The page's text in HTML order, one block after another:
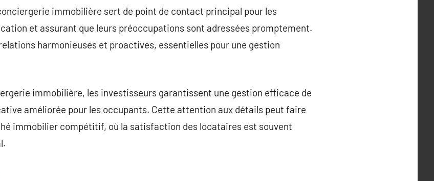
immobilière sert de point de contact principal pour les
et assurant que leurs préoccupations sont adressées promptement.
harmonieuses et proactives, essentielles pour une gestion
immobilière, les investisseurs garantissent une gestion efficace de
améliorée pour les occupants. Cette attention aux détails peut faire
immobilier compétitif, où la satisfaction des locataires est souvent